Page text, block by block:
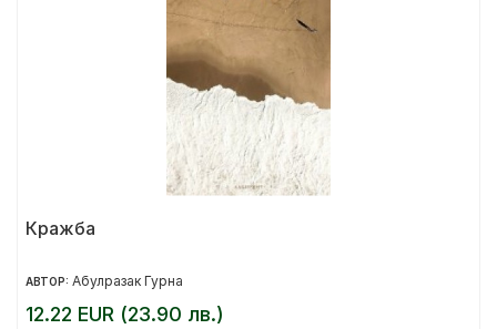
Кражба
АВТОР: Абулразак Гурна
12.22 EUR (23.90 лв.)